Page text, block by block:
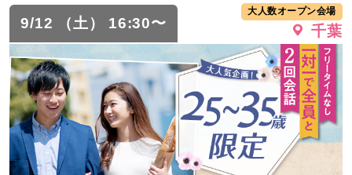
9/12 （土） 16:30〜
大人数オープン会場
千葉